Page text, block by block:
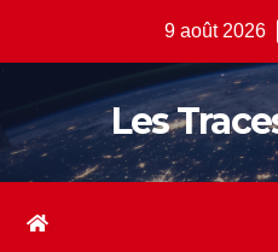
9 août 2026
Les